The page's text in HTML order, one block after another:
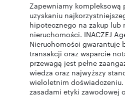
Zapewniamy kompleksową
uzyskaniu
hipotecznego na zakup lub
nieruchomości. INACZEJ
Nieruchomości gwarantuje
transakcji oraz wsparcie
przewagą jest pełne
wiedza oraz najwyższy
wieloletnim doświadczeniu.
zasadami etyki zawodowej